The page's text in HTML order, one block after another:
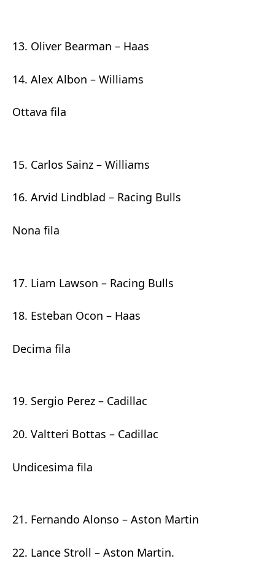
13. Oliver Bearman – Haas
14. Alex Albon – Williams
Ottava fila
15. Carlos Sainz – Williams
16. Arvid Lindblad – Racing Bulls
Nona fila
17. Liam Lawson – Racing Bulls
18. Esteban Ocon – Haas
Decima fila
19. Sergio Perez – Cadillac
20. Valtteri Bottas – Cadillac
Undicesima fila
21. Fernando Alonso – Aston Martin
22. Lance Stroll – Aston Martin.